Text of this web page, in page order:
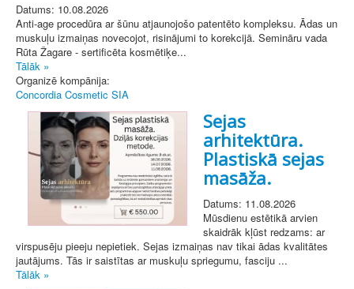
Datums: 10.08.2026
Anti-age procedūra ar šūnu atjaunojošo patentēto kompleksu. Ādas un
muskuļu izmaiņas novecojot, risinājumi to korekcijā. Semināru vada
Rūta Žagare - sertificēta kosmētiķe...
Tālāk »
Organizē kompānija:
Concordia Cosmetic SIA
Sejas
arhitektūra.
Plastiskā sejas
masāža.
Datums: 11.08.2026
Mūsdienu estētikā arvien
skaidrāk kļūst redzams: ar
virspusēju pieeju nepietiek. Sejas izmaiņas nav tikai ādas kvalitātes
jautājums. Tās ir saistītas ar muskuļu spriegumu, fasciju ...
Tālāk »